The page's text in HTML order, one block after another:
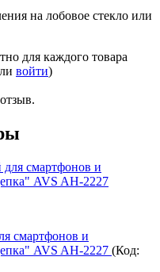
на лобовое стекло или
для каждого товара
войти)
смартфонов и
AVS AH-2227 (Код: